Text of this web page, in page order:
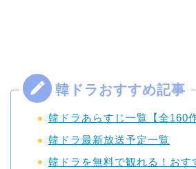
韓ドラあらすじ一覧【全160
韓ドラ最新放送予定一覧
韓ドラを無料で観れる！おす